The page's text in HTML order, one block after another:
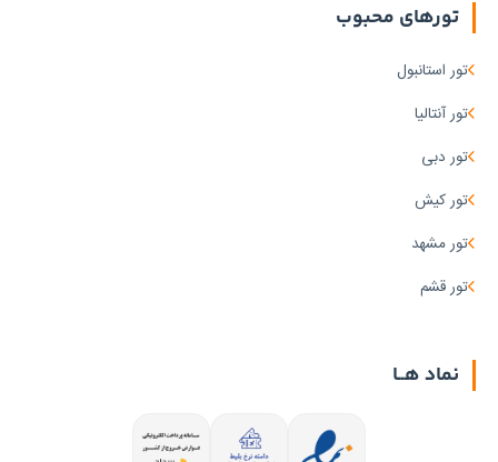
تورهای محبوب
تور استانبول
تور آنتالیا
تور دبی
تور کیش
تور مشهد
تور قشم
نماد هــا